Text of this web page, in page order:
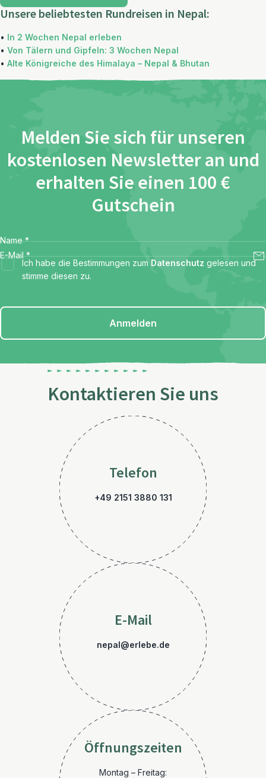
Unsere beliebtesten Rundreisen in Nepal:
• In 2 Wochen Nepal erleben
• Von Tälern und Gipfeln: 3 Wochen Nepal
• Alte Königreiche des Himalaya – Nepal & Bhutan
Melden Sie sich für unseren
kostenlosen Newsletter an und
erhalten Sie einen 100 €
Gutschein
Name *
E-Mail *
Ich habe die Bestimmungen zum Datenschutz gelesen und
stimme diesen zu.
Anmelden
Kontaktieren Sie uns
Telefon
+49 2151 3880 131
E-Mail
nepal@erlebe.de
Öffnungszeiten
Montag – Freitag: